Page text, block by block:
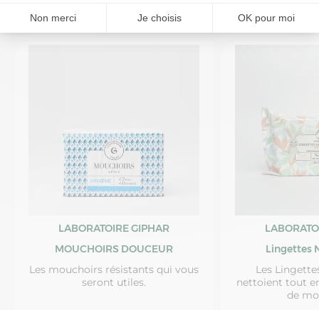
VOUS AIMEREZ AUSSI
LABORATOIRE GIPHAR
MOUCHOIRS DOUCEUR
Les mouchoirs résistants qui vous
seront utiles.
Lingettes
Les
nettoient tout
de